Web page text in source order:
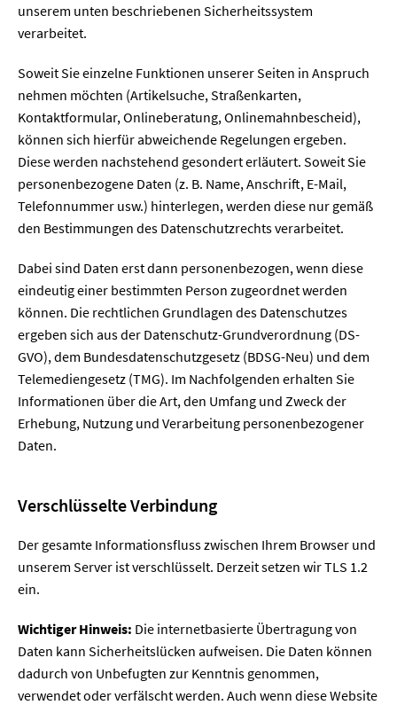
unserem unten beschriebenen Sicherheitssystem
verarbeitet.
Soweit Sie einzelne Funktionen unserer Seiten in Anspruch
nehmen möchten (Artikelsuche, Straßenkarten,
Kontaktformular, Onlineberatung, Onlinemahnbescheid),
können sich hierfür abweichende Regelungen ergeben.
Diese werden nachstehend gesondert erläutert. Soweit Sie
personenbezogene Daten (z. B. Name, Anschrift, E-Mail,
Telefonnummer usw.) hinterlegen, werden diese nur gemäß
den Bestimmungen des Datenschutzrechts verarbeitet.
Dabei sind Daten erst dann personenbezogen, wenn diese
eindeutig einer bestimmten Person zugeordnet werden
können. Die rechtlichen Grundlagen des Datenschutzes
ergeben sich aus der Datenschutz-Grundverordnung (DS-
GVO), dem Bundesdatenschutzgesetz (BDSG-Neu) und dem
Telemediengesetz (TMG). Im Nachfolgenden erhalten Sie
Informationen über die Art, den Umfang und Zweck der
Erhebung, Nutzung und Verarbeitung personenbezogener
Daten.
Verschlüsselte Verbindung
Der gesamte Informationsfluss zwischen Ihrem Browser und
unserem Server ist verschlüsselt. Derzeit setzen wir TLS 1.2
ein.
Wichtiger Hinweis: Die internetbasierte Übertragung von
Daten kann Sicherheitslücken aufweisen. Die Daten können
dadurch von Unbefugten zur Kenntnis genommen,
verwendet oder verfälscht werden. Auch wenn diese Website